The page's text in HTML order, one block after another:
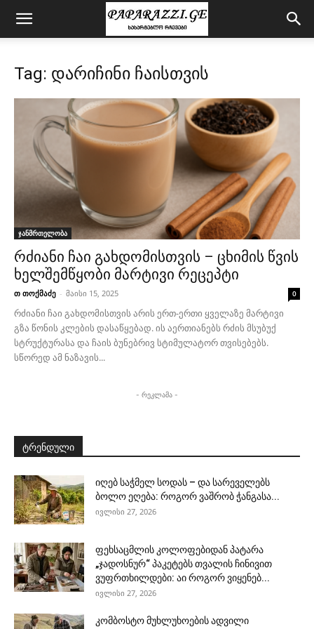
Tag: დარიჩინი ჩაისთვის
ჯანმრთელობა
რძიანი ჩაი გახდომისთვის – ცხიმის წვის
ხელშემწყობი მარტივი რეცეპტი
თ თოქმაძე - მაისი 15, 2025 0
რძიანი ჩაი გახდომისთვის არის ერთ-ერთი ყველაზე მარტივი
გზა წონის კლების დასაწყებად. ის აერთიანებს რძის მსუბუქ
სტრუქტურასა და ჩაის ბუნებრივ სტიმულატორ თვისებებს.
სწორედ ამ ნაზავის...
- რეკლამა -
ტრენდული
იღებ საჭმელ სოდას – და სარეველებს
ბოლო ეღება: როგორ ვაშრობ ჭანგასა...
ივლისი 27, 2026
ფეხსაცმლის კოლოფებიდან პატარა
„ჯადოსნურ“ პაკეტებს თვალის ჩინივით
ვუფრთხილდები: აი როგორ ვიყენებ...
ივლისი 27, 2026
კომბოსტო მუხლუხოების ადვილი